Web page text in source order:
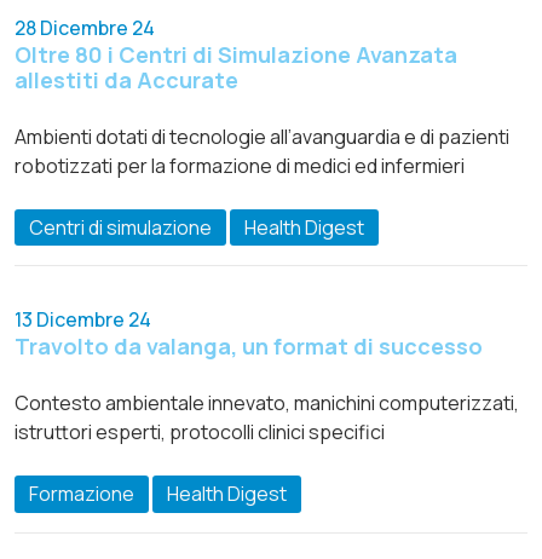
28 Dicembre 24
Oltre 80 i Centri di Simulazione Avanzata
allestiti da Accurate
Ambienti dotati di tecnologie all’avanguardia e di pazienti
robotizzati per la formazione di medici ed infermieri
Centri di simulazione Health Digest
13 Dicembre 24
Travolto da valanga, un format di successo
Contesto ambientale innevato, manichini computerizzati,
istruttori esperti, protocolli clinici specifici
Formazione Health Digest